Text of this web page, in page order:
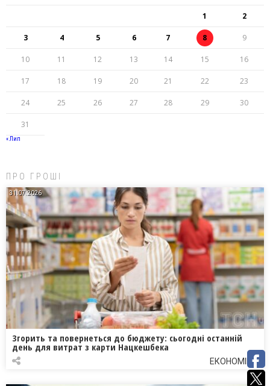
1 2
3 4 5 6 7 8 9
10 11 12 13 14 15 16
17 18 19 20 21 22 23
24 25 26 27 28 29 30
31
« Лип
ПРО ГРОШІ
31.07.2026
Згорить та повернеться до бюджету: сьогодні останній
день для витрат з карти Нацкешбека
ЕКОНОМІКА